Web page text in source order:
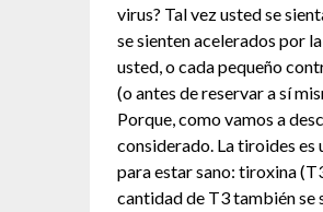
virus? Tal vez usted se
se sienten acelerados por
usted, o cada pequeño
(o antes de reservar a sí
Porque, como vamos a
considerado. La tiroides es
para estar sano: tiroxina
cantidad de T3 también